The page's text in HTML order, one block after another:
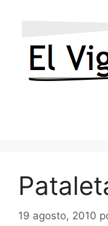
19 agosto, 2010